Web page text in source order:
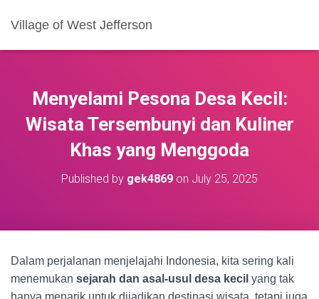
Village of West Jefferson
Menyelami Pesona Desa Kecil:
Wisata Tersembunyi dan Kuliner
Khas yang Menggoda
Published by gek4869 on July 25, 2025
Dalam perjalanan menjelajahi Indonesia, kita sering kali
menemukan sejarah dan asal-usul desa kecil yang tak
hanya menarik untuk dijadikan destinasi wisata, tetapi juga